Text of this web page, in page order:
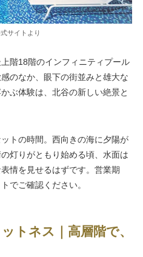
サイトより
階18階のインフィニティプール
のなか、眼下の街並みと雄大な
ぶ体験は、北谷の新しい絶景と
トの時間。西向きの海に夕陽が
灯りがともり始める頃、水面は
情を見せるはずです。営業期
でご確認ください。
トネス｜高層階で、